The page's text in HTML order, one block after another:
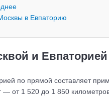
в Евпаторию
и Евпаторией
по прямой составляет
— от 1 520 до 1 850